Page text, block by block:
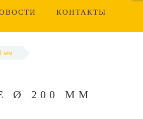
КОНТАКТЫ
мм
Ø 200 ММ